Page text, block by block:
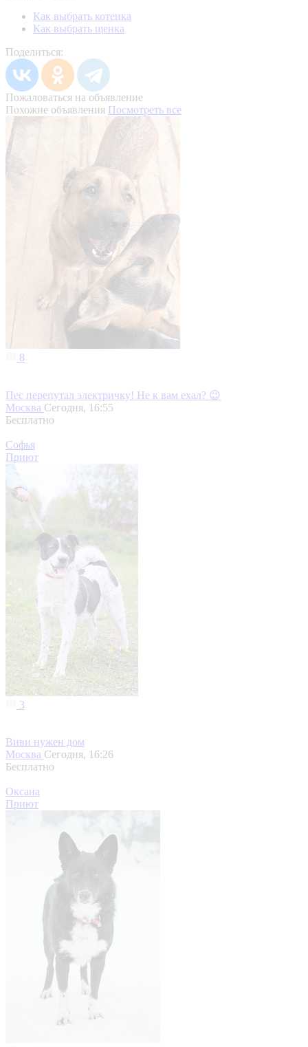
Как выбрать котенка
Как выбрать щенка
Поделиться:
Пожаловаться на объявление
Похожие объявления Посмотреть все
8
Пес перепутал электричку! Не к вам ехал? 😉
Москва Сегодня, 16:55
Бесплатно
Софья
Приют
3
Виви нужен дом
Москва Сегодня, 16:26
Бесплатно
Оксана
Приют